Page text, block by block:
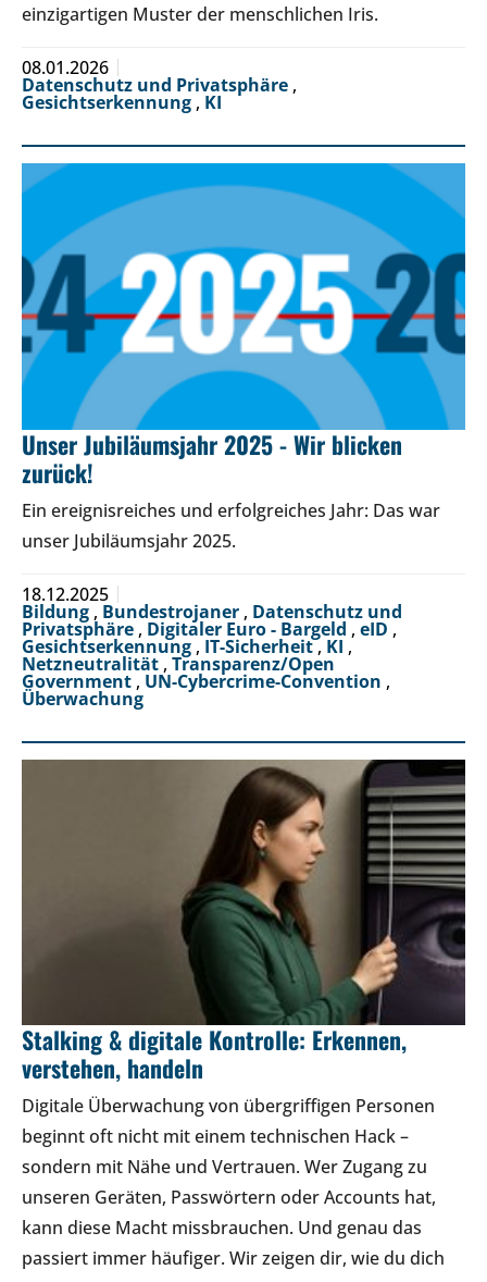
einzigartigen Muster der menschlichen Iris.
08.01.2026
Datenschutz und Privatsphäre ,
Gesichtserkennung , KI
Unser Jubiläumsjahr 2025 - Wir blicken
zurück!
Ein ereignisreiches und erfolgreiches Jahr: Das war
unser Jubiläumsjahr 2025.
18.12.2025
Bildung , Bundestrojaner , Datenschutz und
Privatsphäre , Digitaler Euro - Bargeld , eID ,
Gesichtserkennung , IT-Sicherheit, KI ,
Netzneutralität , Transparenz/Open
Government , UN-Cybercrime-Convention ,
Überwachung
Stalking & digitale Kontrolle: Erkennen,
verstehen, handeln
Digitale Überwachung von übergriffigen Personen
beginnt oft nicht mit einem technischen Hack –
sondern mit Nähe und Vertrauen. Wer Zugang zu
unseren Geräten, Passwörtern oder Accounts hat,
kann diese Macht missbrauchen. Und genau das
passiert immer häufiger. Wir zeigen dir, wie du dich